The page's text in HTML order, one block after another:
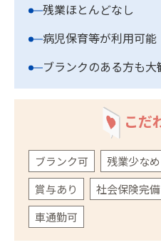
残業ほとんどなし
病児保育等が利用可能
ブランクのある方も大
こだ
ブランク可 残業少なめ
賞与あり
社会保険完備
車通勤可